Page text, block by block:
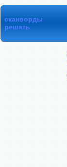
сканворды
решать